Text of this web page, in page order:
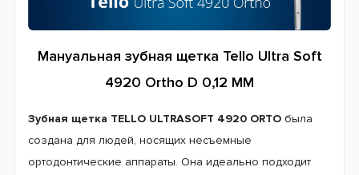
Мануальная зубная щетка Tello Ultra Soft
4920 Ortho D 0,12 ММ
Зубная щетка TELLO ULTRASOFT 4920 ORTO была
создана для людей, носящих несъемные
ортодонтические аппараты. Она идеально подходит